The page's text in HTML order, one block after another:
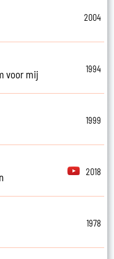
2004
voor mij
1994
1999
2018
1978